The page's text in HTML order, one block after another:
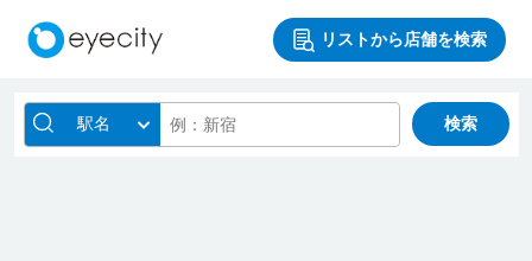
リストから店舗を検索
駅名 検索